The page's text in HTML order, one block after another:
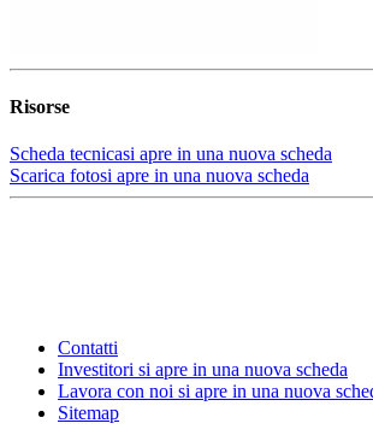
Risorse
Scheda tecnicasi apre in una nuova scheda
Scarica fotosi apre in una nuova scheda
Contatti
Investitori si apre in una nuova scheda
Lavora con noi si apre in una nuova
Sitemap